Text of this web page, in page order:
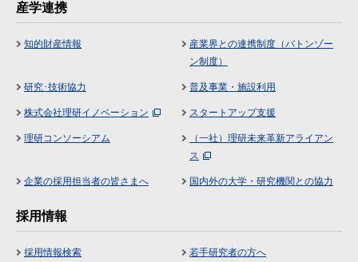
産学連携
知的財産情報
産業界との連携制度（バトンゾー
ン制度）
研究･技術協力 普及事業・施設利用
株式会社理研イノベーション スタートアップ支援
理研コンソーシアム
（一社）理研未来革新アライアン
ス
企業の採用担当者の皆さまへ 国内外の大学・研究機関との協力
採用情報
採用情報検索 若手研究者の方へ